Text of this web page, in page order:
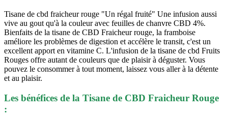
Tisane de cbd fraicheur rouge "Un régal fruité" Une infusion aussi
vive au gout qu'à la couleur avec feuilles de chanvre CBD 4%.
Bienfaits de la tisane de CBD Fraicheur rouge, la framboise
améliore les problèmes de digestion et accélère le transit, c'est un
excellent apport en vitamine C. L'infusion de la tisane de cbd Fruits
Rouges offre autant de couleurs que de plaisir à déguster. Vous
pouvez le consommer à tout moment, laissez vous aller à la détente
et au plaisir.
Les bénéfices de la Tisane de CBD Fraicheur Rouge
: